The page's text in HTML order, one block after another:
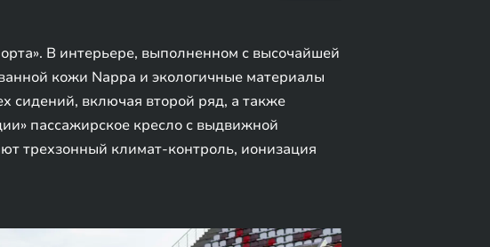
В интерьере, выполненном с высочайшей
кожи Nappa и экологичные материалы
сидений, включая второй ряд, а также
пассажирское кресло с выдвижной
трехзонный климат-контроль, ионизация